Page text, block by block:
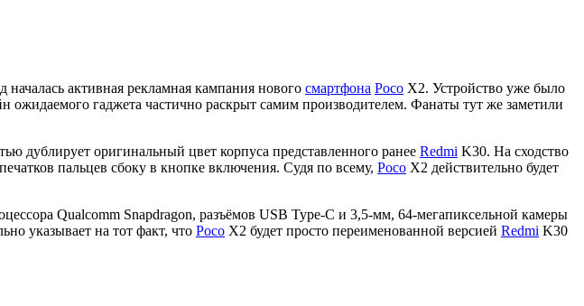
началась активная рекламная кампания нового смартфона Poco X2. Устройство уже было
гаджета частично раскрыт самим производителем. Фанаты тут же заметили
дублирует оригинальный цвет корпуса представленного ранее Redmi K30. На сходство
пальцев сбоку в кнопке включения. Судя по всему, Poco X2 действительно будет
Qualcomm Snapdragon, разъёмов USB Type-C и 3,5-мм, 64-мегапиксельной камеры
указывает на тот факт, что Poco X2 будет просто переименованной версией Redmi K30